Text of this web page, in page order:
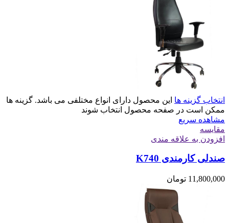
انتخاب گزینه ها این محصول دارای انواع مختلفی می باشد. گزینه ها
ممکن است در صفحه محصول انتخاب شوند
مشاهده سریع
مقایسه
افزودن به علاقه مندی
صندلی کارمندی K740
11,800,000 تومان